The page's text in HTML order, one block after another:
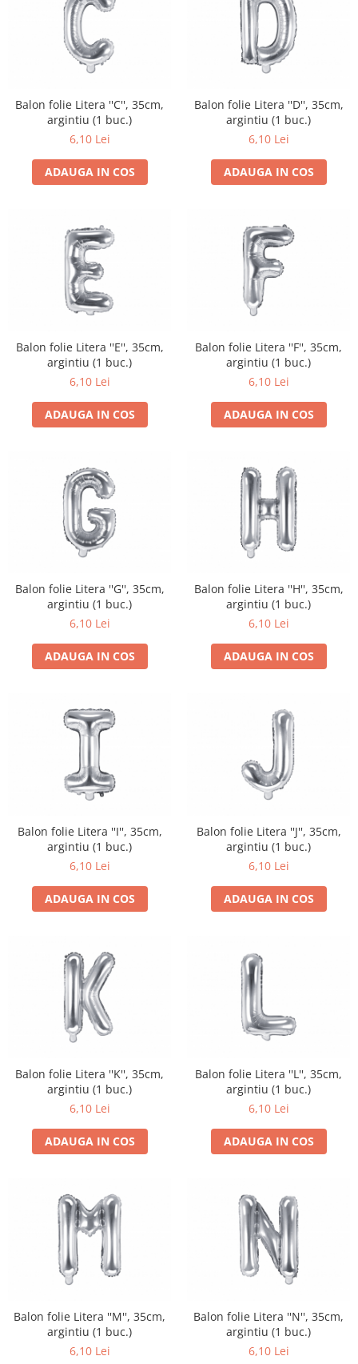
Balon folie Litera ''C'', 35cm,
argintiu (1 buc.)
6,10 Lei
ADAUGA IN COS
Balon folie Litera ''D'', 35cm,
argintiu (1 buc.)
6,10 Lei
ADAUGA IN COS
Balon folie Litera ''E'', 35cm,
argintiu (1 buc.)
6,10 Lei
ADAUGA IN COS
Balon folie Litera ''F'', 35cm,
argintiu (1 buc.)
6,10 Lei
ADAUGA IN COS
Balon folie Litera ''G'', 35cm,
argintiu (1 buc.)
6,10 Lei
ADAUGA IN COS
Balon folie Litera ''H'', 35cm,
argintiu (1 buc.)
6,10 Lei
ADAUGA IN COS
Balon folie Litera ''I'', 35cm,
argintiu (1 buc.)
6,10 Lei
ADAUGA IN COS
Balon folie Litera ''J'', 35cm,
argintiu (1 buc.)
6,10 Lei
ADAUGA IN COS
Balon folie Litera ''K'', 35cm,
argintiu (1 buc.)
6,10 Lei
ADAUGA IN COS
Balon folie Litera ''L'', 35cm,
argintiu (1 buc.)
6,10 Lei
ADAUGA IN COS
Balon folie Litera ''M'', 35cm,
argintiu (1 buc.)
6,10 Lei
Balon folie Litera ''N'', 35cm,
argintiu (1 buc.)
6,10 Lei